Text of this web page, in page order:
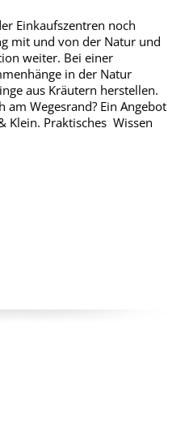
Einkaufszentren noch
mit und von der Natur und
weiter. Bei einer
in der Natur
aus Kräutern herstellen.
am Wegesrand? Ein Angebot
Klein. Praktisches Wissen